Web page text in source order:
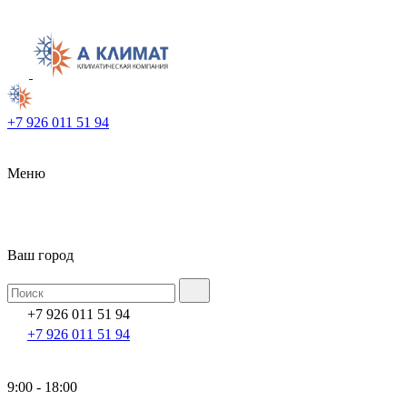
+7 926 011 51 94
Меню
Ваш город
+7 926 011 51 94
+7 926 011 51 94
9:00 - 18:00